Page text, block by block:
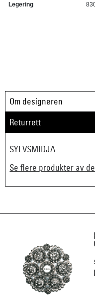
Legering
Om designeren
Returrett
SYLVSMIDJA
Se flere produkter av